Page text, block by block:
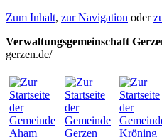
Zum Inhalt, zur Navigation oder
Verwaltungsgemeinschaft
gerzen.de/